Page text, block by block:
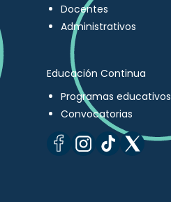
Docentes
Administrativos
Educación Continua
Programas educativos
Convocatorias